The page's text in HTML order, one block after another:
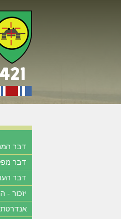
דבר
דבר
דבר
יזכור -